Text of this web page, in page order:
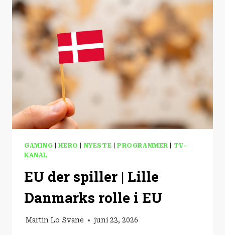
GAMING |HERO NYESTE PROGRAMMER
TV-
KANAL
EU der spiller | Lille
Danmarks rolle i EU
Martin Lo Svane juni 23, 2026